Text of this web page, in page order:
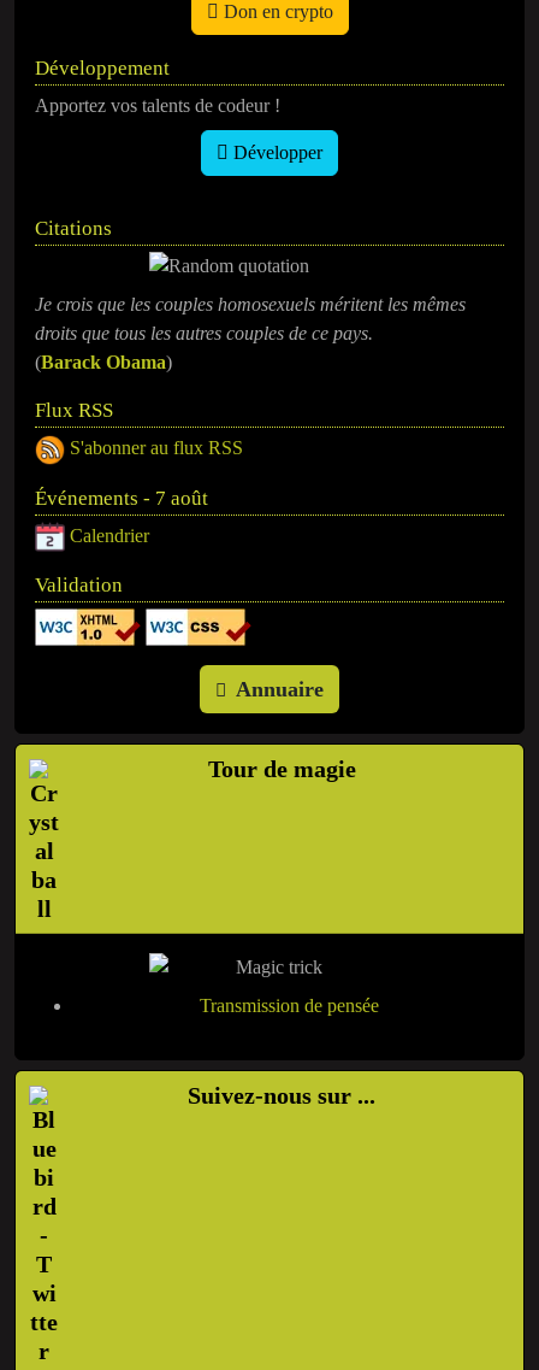
Don en crypto
Développement
Apportez vos talents de codeur !
Développer
Citations
Je crois que les couples homosexuels méritent les mêmes
droits que tous les autres couples de ce pays.
(Barack Obama)
Flux RSS
S'abonner au flux RSS
Événements - 7 août
Calendrier
Validation
Annuaire
Tour de magie
Transmission de pensée
Suivez-nous sur ...